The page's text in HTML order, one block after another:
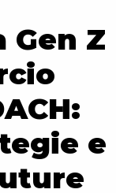
Gen Z
e